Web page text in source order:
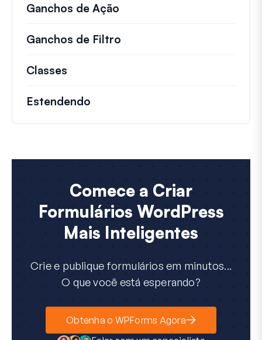
Ganchos de Ação
Ganchos de Filtro
Classes
Estendendo
Comece a Criar
Formulários WordPress
Mais Inteligentes
Crie e publique formulários em minutos...
O que você está esperando?
Obtenha o WPForms Agora